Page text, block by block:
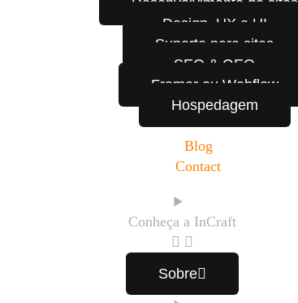
Desenvolvimento de sites
Design, UX e UI
Suporte para sites
SEO & GEO
Framer ou Webflow
Hospedagem
Blog
Contact
Conheça a InCraft
Sobre